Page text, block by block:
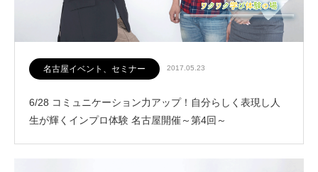
名古屋イベント、セミナー 2017.05.23
6/28 コミュニケーション力アップ！自分らしく表現し人
生が輝くインプロ体験 名古屋開催～第4回～